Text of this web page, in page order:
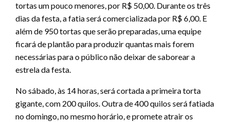
tortas um pouco menores, por R$ 50,00. Durante os três
dias da festa, a fatia será comercializada por R$ 6,00. E
além de 950 tortas que serão preparadas, uma equipe
ficará de plantão para produzir quantas mais forem
necessárias para o público não deixar de saborear a
estrela da festa.
No sábado, às 14 horas, será cortada a primeira torta
gigante, com 200 quilos. Outra de 400 quilos será fatiada
no domingo, no mesmo horário, e promete atrair os